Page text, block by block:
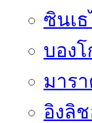
ซินเ
บองโ
มาร
อิงลิ